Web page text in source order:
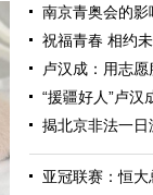
南京青奥会的
祝福青春 相约
卢汉成：用志
“援疆好人”卢汉
揭北京非法一
亚冠联赛：恒